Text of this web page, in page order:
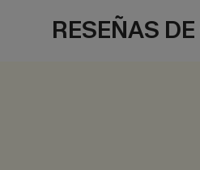
RESEÑAS